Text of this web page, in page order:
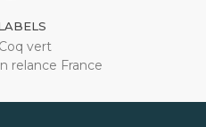
vert
relance France